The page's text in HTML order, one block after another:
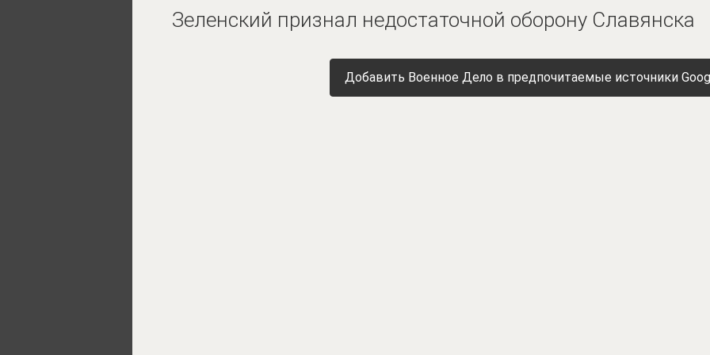
Зеленский признал недостаточной оборону Славянска
Добавить Военное Дело в предпочитаемые источники